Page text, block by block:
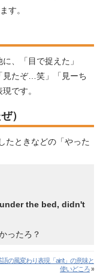
す。
、「目で捉えた」
見たぞ…笑」「見ーち
です。
）
たときなどの「やった
the bed, didn't
ったろ？
語の風変わり表現「ain’t」の意味と
使いどころ»